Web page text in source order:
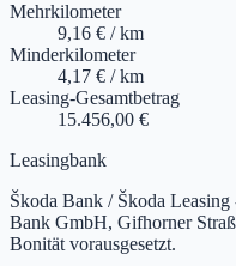
Mehrkilometer
9,16 € / km
Minderkilometer
4,17 € / km
Leasing-Gesamtbetrag
15.456,00 €
Leasingbank
Škoda Bank / Škoda
Bank GmbH, Gifhorner
Bonität vorausgesetzt.